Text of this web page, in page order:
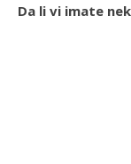
Da li vi imate